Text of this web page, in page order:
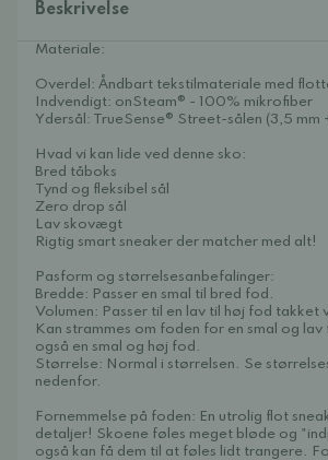
Beskrivelse
Materiale:
Overdel: Åndbart tekstilmateriale med
Indvendigt: onSteam® - 100% mikrofiber
Ydersål: TrueSense® Street-sålen (3,5 mm
Hvad vi kan lide ved denne sko:
Bred tåboks
Tynd og fleksibel sål
Zero drop sål
Lav skovægt
Rigtig smart sneaker der matcher med alt!
Pasform og størrelsesanbefalinger:
Bredde: Passer en smal til bred fod.
Volumen: Passer til en lav til høj fod takket
Kan strammes om foden for en smal og lav
også en smal og høj fod.
Størrelse: Normal i størrelsen. Se
nedenfor.
Fornemmelse på foden: En utrolig flot
detaljer! Skoene føles meget bløde og
også kan få dem til at føles lidt trangere.